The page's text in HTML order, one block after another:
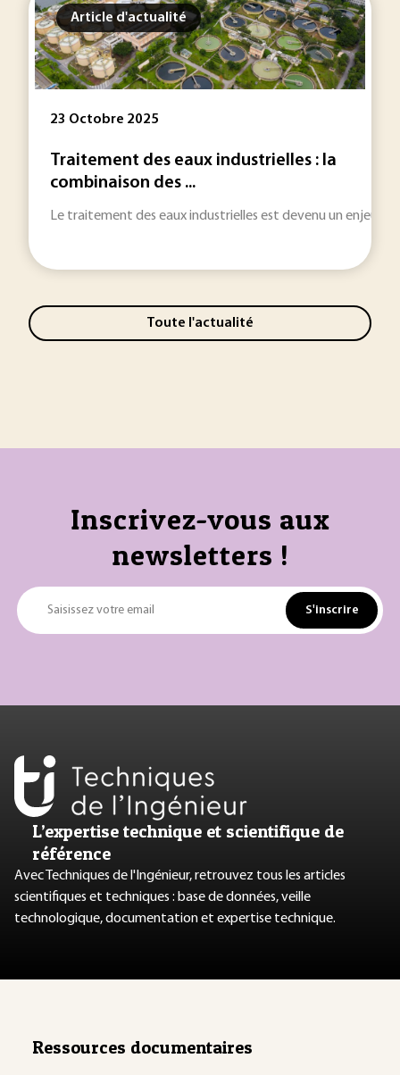
Article d'actualité
23 Octobre 2025
Traitement des eaux industrielles : la
combinaison des ...
Le traitement des eaux industrielles est devenu un enjeu
Toute l'actualité
Inscrivez-vous aux
newsletters !
Saisissez votre email S'inscrire
L’expertise technique et scientifique de
référence
Avec Techniques de l'Ingénieur, retrouvez tous les articles
scientifiques et techniques : base de données, veille
technologique, documentation et expertise technique.
Ressources documentaires